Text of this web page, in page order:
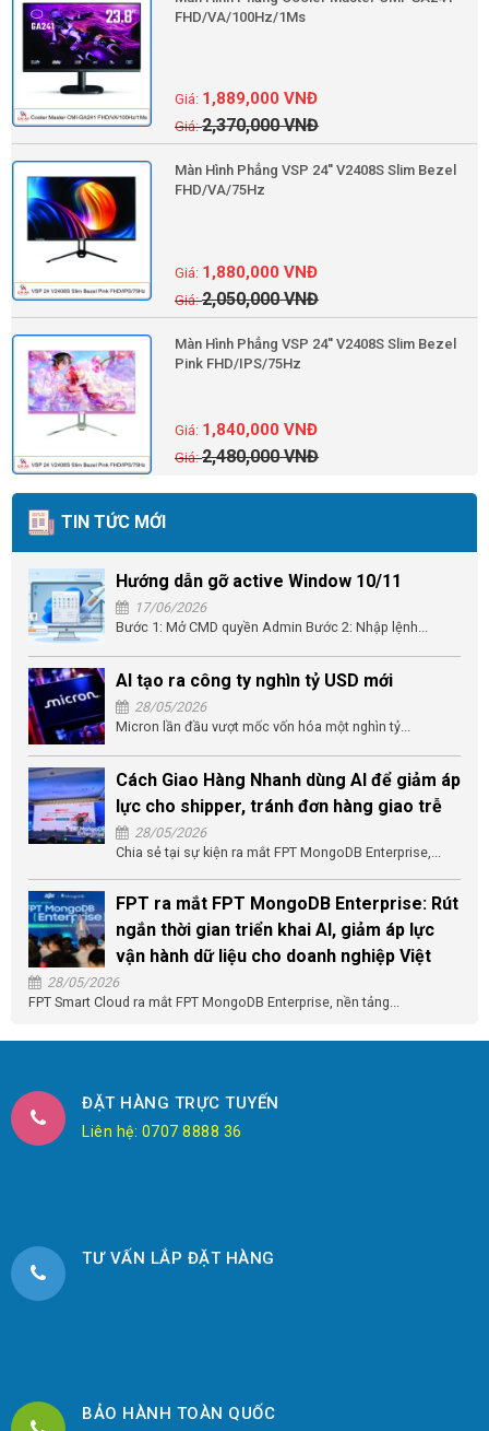
FHD/VA/100Hz/1Ms
2,370,000VNĐ
1,889,000VNĐ
Màn Hình Phẳng VSP 24'' V2408S Slim Bezel
FHD/VA/75Hz
2,050,000VNĐ
1,880,000VNĐ
Màn Hình Phẳng VSP 24'' V2408S Slim Bezel
Pink FHD/IPS/75Hz
2,480,000VNĐ
1,840,000VNĐ
TIN TỨC MỚI
Hướng dẫn gỡ active Window 10/11
17/06/2026
Bước 1: Mở CMD quyền Admin Bước 2: Nhập lệnh...
AI tạo ra công ty nghìn tỷ USD mới
28/05/2026
Micron lần đầu vượt mốc vốn hóa một nghìn tỷ...
Cách Giao Hàng Nhanh dùng AI để giảm áp
lực cho shipper, tránh đơn hàng giao trễ
28/05/2026
Chia sẻ tại sự kiện ra mắt FPT MongoDB Enterprise,...
FPT ra mắt FPT MongoDB Enterprise: Rút
ngắn thời gian triển khai AI, giảm áp lực
vận hành dữ liệu cho doanh nghiệp Việt
28/05/2026
FPT Smart Cloud ra mắt FPT MongoDB Enterprise, nền tảng...
ĐẶT HÀNG TRỰC TUYẾN
Liên hệ: 0707 8888 36
TƯ VẤN LẮP ĐẶT HÀNG
BẢO HÀNH TOÀN QUỐC